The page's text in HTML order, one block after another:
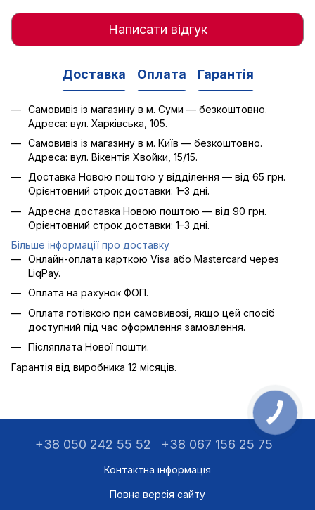
Написати відгук
Доставка Оплата Гарантія
Самовивіз із магазину в м. Суми — безкоштовно.
Адреса: вул. Харківська, 105.
Самовивіз із магазину в м. Київ — безкоштовно.
Адреса: вул. Вікентія Хвойки, 15/15.
Доставка Новою поштою у відділення — від 65 грн.
Орієнтовний строк доставки: 1–3 дні.
Адресна доставка Новою поштою — від 90 грн.
Орієнтовний строк доставки: 1–3 дні.
Більше інформації про доставку
Онлайн-оплата карткою Visa або Mastercard через
LiqPay.
Оплата на рахунок ФОП.
Оплата готівкою при самовивозі, якщо цей спосіб
доступний під час оформлення замовлення.
Післяплата Нової пошти.
Гарантія від виробника 12 місяців.
+38 050 242 55 52 +38 067 156 25 75
Контактна інформація
Повна версія сайту